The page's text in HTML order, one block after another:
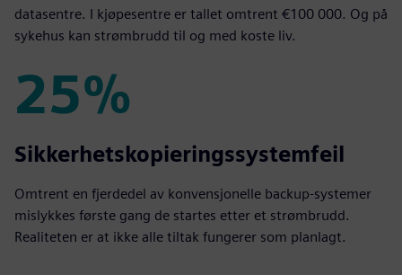
datasentre. I kjøpesentre er tallet omtrent €100 000. Og på
sykehus kan strømbrudd til og med koste liv.
25%
25%
Sikkerhetskopieringssystemfeil
Omtrent en fjerdedel av konvensjonelle backup-systemer
mislykkes første gang de startes etter et strømbrudd.
Realiteten er at ikke alle tiltak fungerer som planlagt.